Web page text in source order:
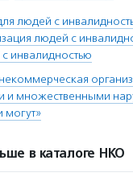
людей с
людей с
инвалидностью
и множественными
могут»
в каталоге НКО